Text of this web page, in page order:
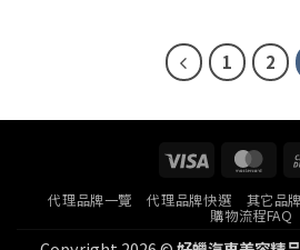
1 2
Visa
代理品牌一覽 代理品牌快選 其它品牌
購物流程FAQ